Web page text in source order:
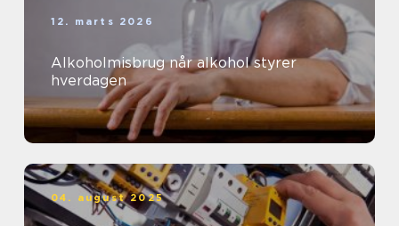
12. marts 2026
Alkoholmisbrug når alkohol styrer
hverdagen
04. august 2025